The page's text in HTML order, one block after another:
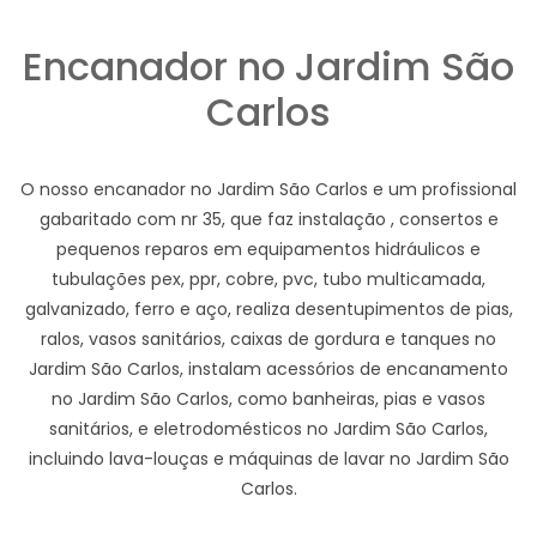
Encanador no Jardim São
Carlos
O nosso encanador no Jardim São Carlos e um profissional
gabaritado com nr 35, que faz instalação , consertos e
pequenos reparos em equipamentos hidráulicos e
tubulações pex, ppr, cobre, pvc, tubo multicamada,
galvanizado, ferro e aço, realiza desentupimentos de pias,
ralos, vasos sanitários, caixas de gordura e tanques no
Jardim São Carlos, instalam acessórios de encanamento
no Jardim São Carlos, como banheiras, pias e vasos
sanitários, e eletrodomésticos no Jardim São Carlos,
incluindo lava-louças e máquinas de lavar no Jardim São
Carlos.